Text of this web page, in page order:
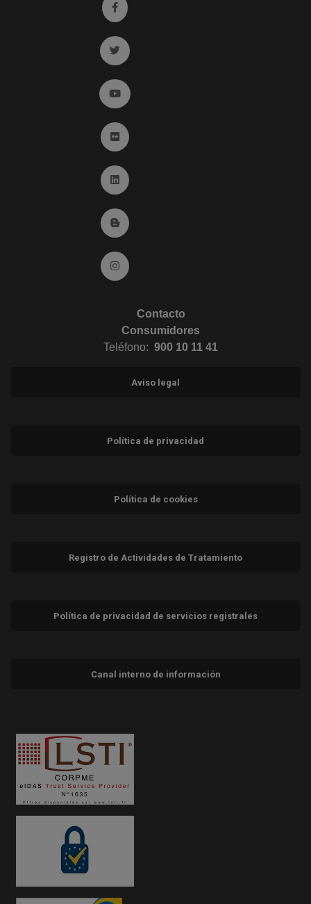
Ir a facebook (abre en ventana nueva)
Ir a twitter (abre en ventana nueva)
Ir a YouTube (abre en ventana nueva)
Ir a Flickr (abre en ventana nueva)
Ir a Linkedin (abre en ventana nueva)
Ir al Blog (abre en ventana nueva)
Ir a Instagram (abre en ventana nueva)
Contacto
Consumidores
Teléfono: 900 10 11 41
Aviso legal
Política de privacidad
Política de cookies
Registro de Actividades de Tratamiento
Política de privacidad de servicios registrales
Canal interno de información